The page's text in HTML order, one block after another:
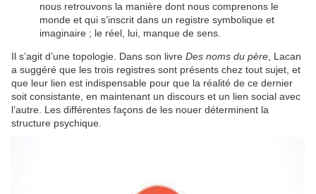
nous retrouvons la manière dont nous comprenons le
monde et qui s’inscrit dans un registre symbolique et
imaginaire ; le réel, lui, manque de sens.
Il s’agit d’une topologie. Dans son livre Des noms du père , Lacan
a suggéré que les trois registres sont présents chez tout sujet, et
que leur lien est indispensable pour que la réalité de ce dernier
soit consistante, en maintenant un discours et un lien social avec
l’autre. Les différentes façons de les nouer déterminent la
structure psychique.